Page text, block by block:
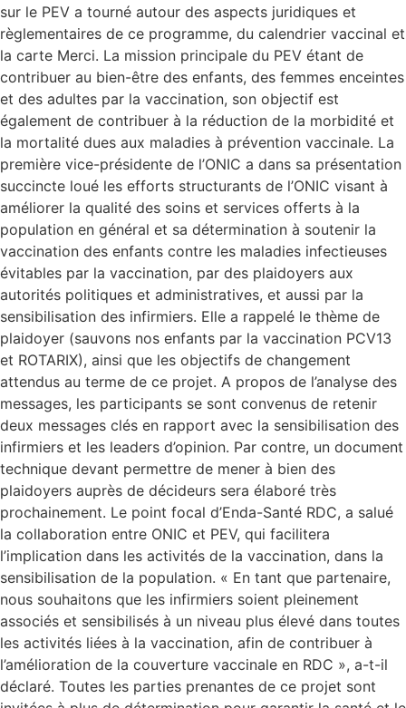
sur le PEV a tourné autour des aspects juridiques et
règlementaires de ce programme, du calendrier vaccinal et
la carte Merci. La mission principale du PEV étant de
contribuer au bien-être des enfants, des femmes enceintes
et des adultes par la vaccination, son objectif est
également de contribuer à la réduction de la morbidité et
la mortalité dues aux maladies à prévention vaccinale. La
première vice-présidente de l’ONIC a dans sa présentation
succincte loué les efforts structurants de l’ONIC visant à
améliorer la qualité des soins et services offerts à la
population en général et sa détermination à soutenir la
vaccination des enfants contre les maladies infectieuses
évitables par la vaccination, par des plaidoyers aux
autorités politiques et administratives, et aussi par la
sensibilisation des infirmiers. Elle a rappelé le thème de
plaidoyer (sauvons nos enfants par la vaccination PCV13
et ROTARIX), ainsi que les objectifs de changement
attendus au terme de ce projet. A propos de l’analyse des
messages, les participants se sont convenus de retenir
deux messages clés en rapport avec la sensibilisation des
infirmiers et les leaders d’opinion. Par contre, un document
technique devant permettre de mener à bien des
plaidoyers auprès de décideurs sera élaboré très
prochainement. Le point focal d’Enda-Santé RDC, a salué
la collaboration entre ONIC et PEV, qui facilitera
l’implication dans les activités de la vaccination, dans la
sensibilisation de la population. « En tant que partenaire,
nous souhaitons que les infirmiers soient pleinement
associés et sensibilisés à un niveau plus élevé dans toutes
les activités liées à la vaccination, afin de contribuer à
l’amélioration de la couverture vaccinale en RDC », a-t-il
déclaré. Toutes les parties prenantes de ce projet sont